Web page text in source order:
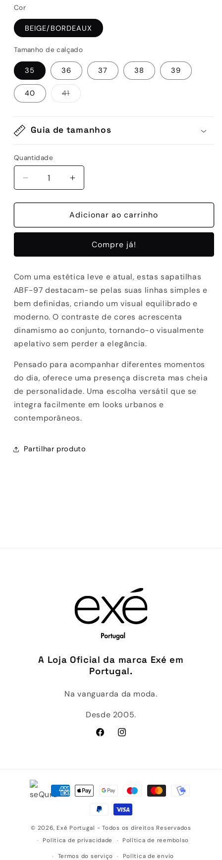
Cor
BEIGE/BORDEAUX
Tamanho de calçado
35 36 37 38 39
40 41Variante
esgotada
Guia de tamanhos
Quantidade
Quantidade
Diminuir
a
quantidade
SAPATILHAS
SASHA
Aumentar
a
quantidade
de
SAPATILHAS
SASHA
Adicionar ao carrinho
Compre já!
Com uma estética leve e atual, estas sapatilhas
ABF-97 destacam-se pelas suas linhas simples e
bem definidas, criando um visual equilibrado e
moderno. O contraste de cores acrescenta
dinamismo ao conjunto, tornando-o visualmente
apelativo sem perder a elegância.
Pensado para acompanhar diferentes momentos
do dia, oferece uma presença discreta mas cheia
de personalidade. Uma escolha versátil que se
integra facilmente em looks urbanos e
contemporâneos.
Partilhar produto
A Loja Oficial da marca Exé em
Portugal.
Na vanguarda da moda.
Desde 2005.
FacebookInstagram
Métodos
© 2026, Exé Portugal - Todos os direitos Reservados
Política de privacidade
Política de reembolso
Termos do serviço Política de envio